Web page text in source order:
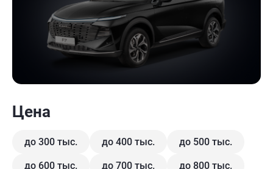
Цена
до 300 тыс. до 400 тыс. до 500 тыс.
до 600 тыс. до 700 тыс. до 800 тыс.